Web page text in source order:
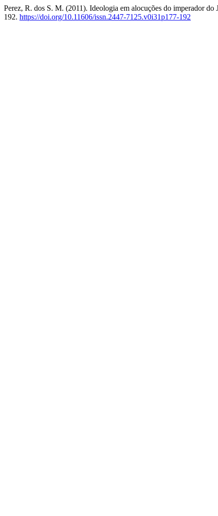
Perez, R. dos S. M. (2011). Ideologia em alocuções do imperador
192. https://doi.org/10.11606/issn.2447-7125.v0i31p177-192